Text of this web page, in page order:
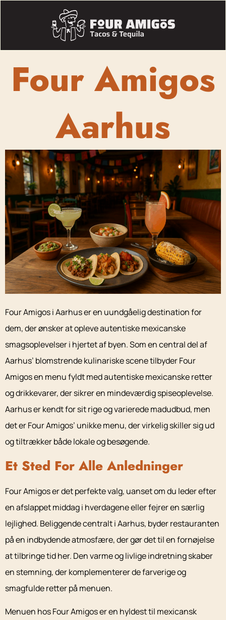
Four Amigos
Aarhus
Four Amigos i Aarhus er en uundgåelig destination for
dem, der ønsker at opleve autentiske mexicanske
smagsoplevelser i hjertet af byen. Som en central del af
Aarhus’ blomstrende kulinariske scene tilbyder Four
Amigos en menu fyldt med autentiske mexicanske retter
og drikkevarer, der sikrer en mindeværdig spiseoplevelse.
Aarhus er kendt for sit rige og varierede madudbud, men
det er Four Amigos’ unikke menu, der virkelig skiller sig ud
og tiltrækker både lokale og besøgende.
Et Sted For Alle Anledninger
Four Amigos er det perfekte valg, uanset om du leder efter
en afslappet middag i hverdagene eller fejrer en særlig
lejlighed. Beliggende centralt i Aarhus, byder restauranten
på en indbydende atmosfære, der gør det til en fornøjelse
at tilbringe tid her. Den varme og livlige indretning skaber
en stemning, der komplementerer de farverige og
smagfulde retter på menuen.
Menuen hos Four Amigos er en hyldest til mexicansk